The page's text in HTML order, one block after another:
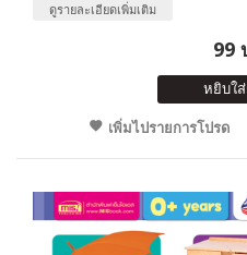
ดูรายละเอียดเพิ่มเติม
99
หยิบใ
เพิ่มไปรายการโปรด